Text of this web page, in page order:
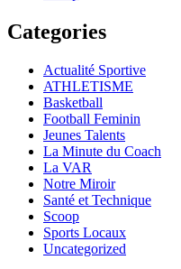
Categories
Actualité Sportive
ATHLETISME
Basketball
Football Feminin
Jeunes Talents
La Minute du Coach
La VAR
Notre Miroir
Santé et Technique
Scoop
Sports Locaux
Uncategorized